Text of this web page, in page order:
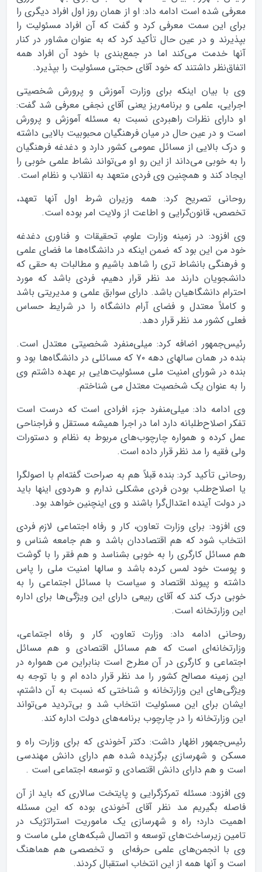
معرفی شده است ادامه داد: او از همان روز اول افراد دیگری را
برای این سمت معرفی کرد و گفت که آن افراد مسئولیت را
بپذیرند و در عین حال تأکید کرد که به عنوان مشاور در کنار
آنها خدمت می‌کند اما در جمع‌بندی با خود آن افراد همه
اتفاق‌نظر داشتند که خود آقای حجتی مسئولیت را بپذیرد.
وی با بیان اینکه برای وزارت آموزش و پرورش شخصیتی
اجرایی، علمی و برنامه‌ریز یعنی آقای نجفی معرفی شد گفت:
او دارای نظرات راهبردی نسبت به مسئله آموزش و پرورش
است و در عین حال در میان فرهنگیان محبوبیت بالایی داشته
و درک بالایی از مسائل عمومی کشور دارد و دغدغه فرهنگیان
را به خوبی می‌داند از این رو او می‌تواند نشاط علمی خوبی را
ایجاد کند و همچنین وی فردی متعهد به انقلاب و نظام است.
روحانی تصریح کرد: همه وزیران شرط اول آنها تعهد،
تخصص، قانون‌گرایی و اطاعت از ولایت امر بوده است.
وی افزود: در زمینه وزارت علوم، تحقیقات و فناوری دغدغه
خود من این بود که ضمن اینکه در دانشگاه‌ها ما فضای علمی
و فرهنگی بانشاط‌ تری را شاهد باشیم و مطالبات به حقی که
دانشجویان دارند مد نظر قرار دهیم، فردی باشد که مورد
احترام دانشگاهیان باشد. دارای سوابق علمی و مدیریتی باشد
و کاملاً‌ معتدل و فضای آرام دانشگاه را در شرایط حساس
فعلی کشور مد نظر قرار دهد.
رئیس‌جمهور اضافه کرد: میلی‌منفرد شخصیتی معتدل است.
بنده در همان سالهای دهه ۷۰ که مسائلی در دانشگاه‌ها بود و
بنده در شورای امنیت ملی مسئولیت‌هایی بر عهده داشتم وی
را به عنوان یک شخصیت معتدل می شناختم.
وی ادامه داد: میلی‌منفرد جزء افرادی است که درست است
تفکر اصلاح‌طلبانه دارد اما در اجرا همیشه مستقل و فراجناحی
عمل کرده و همواره چارچوب‌های مربوط به نظام و دستورات
ولی فقیه را مد نظر قرار داده است.
روحانی تأکید کرد: بنده قبلاً هم به صراحت گفته‌ام با اصولگرا
یا اصلاح‌طلب بودن فردی مشکلی ندارم و هردوی اینها باید
در دولت آینده اعتدال‌گرا باشند و وی اینچنین خواهد بود.
وی افزود: برای وزارت تعاون، کار و رفاه اجتماعی لازم فردی
انتخاب شود که هم اقتصاددان باشد و هم جامعه شناس و
هم مسائل کارگری را به خوبی بشناسد و هم فقر را با گوشت
و پوست خود لمس کرده باشد و سالها امنیت ملی را پاس
داشته و پیوند اقتصاد و سیاست با مسائل اجتماعی را به
خوبی درک کند که آقای ربیعی دارای این ویژگی‌ها برای اداره
این وزارتخانه است.
روحانی ادامه داد: وزارت تعاون، کار و رفاه اجتماعی،
وزارتخانه‌ای است که هم مسائل اقتصادی و هم مسائل
اجتماعی و کارگری در آن مطرح است بنابراین من همواره در
این زمینه مصالح کشور را مد نظر قرار داده ام و با توجه به
ویژگی‌های این وزارتخانه و شناختی که نسبت به آن داشتم،
ایشان برای این مسئولیت انتخاب شد و بی‌تردید می‌تواند
این وزارتخانه را در چارچوب برنامه‌های دولت اداره کند.
رئیس‌جمهور اظهار داشت: دکتر آخوندی که برای وزارت راه و
مسکن و شهرسازی برگزیده شده هم دارای دانش مهندسی
است و هم دارای دانش اقتصادی و توسعه اجتماعی است .
وی افزود: مسئله تمرکزگرایی و پایتخت سالاری که باید از آن
فاصله بگیریم مد نظر آقای آخوندی بوده که این مسئله
اهمیت دارد؛ راه و شهرسازی یک ماموریت استراتژیک در
تامین زیرساخت‌های توسعه و اتصال شبکه‌های ملی ماست و
وی با انجمن‌های علمی حرفه‌ای و تخصصی هم هماهنگ
است و آنها همه از این انتخاب استقبال کردند.